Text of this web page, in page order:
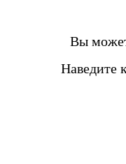
Вы
Наведите